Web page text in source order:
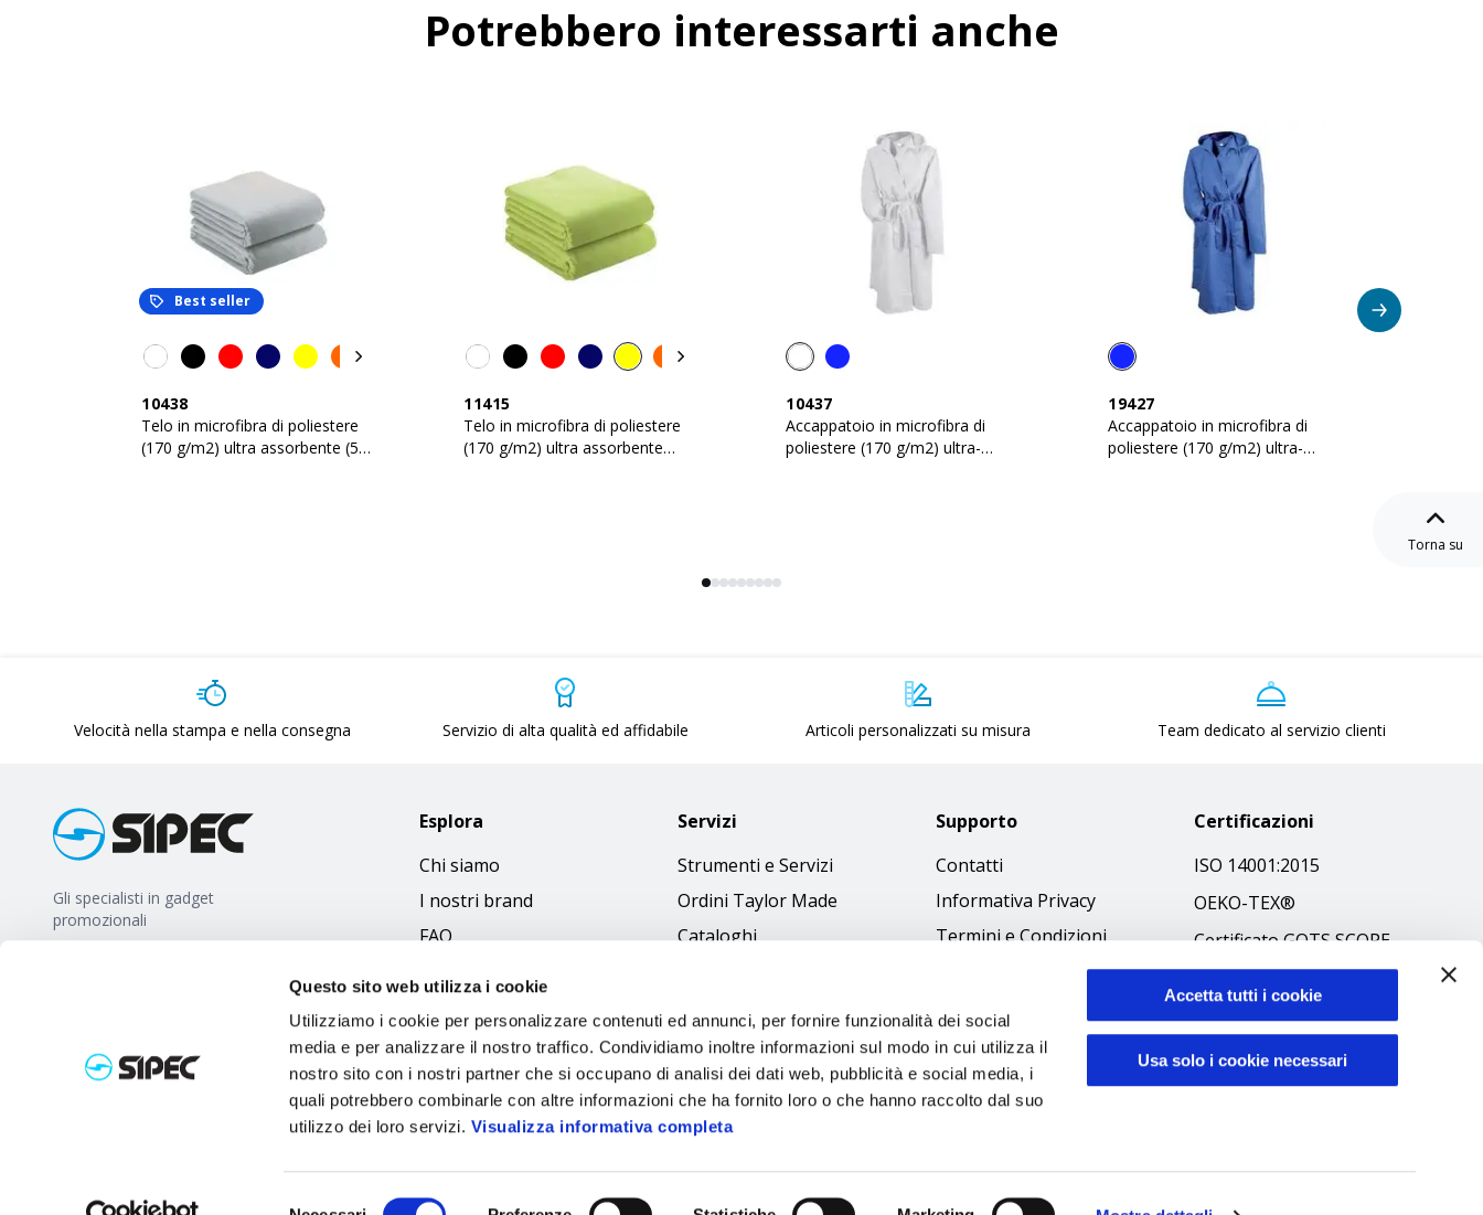
Questo sito web utilizza i cookie
Utilizziamo i cookie per personalizzare contenuti ed annunci, per fornire funzionalità dei social
media e per analizzare il nostro traffico. Condividiamo inoltre informazioni sul modo in cui utilizza il
nostro sito con i nostri partner che si occupano di analisi dei dati web, pubblicità e social media, i
quali potrebbero combinarle con altre informazioni che ha fornito loro o che hanno raccolto dal suo
utilizzo dei loro servizi. Visualizza informativa completa
Accetta tutti i cookie
Usa solo i cookie necessari
Potrebbero interessarti anche
Best seller
10438
Telo in microfibra di poliestere
(170 g/m2) ultra assorbente (50
11415
Telo in microfibra di poliestere
(170 g/m2) ultra assorbente
10437
Accappatoio in microfibra di
poliestere (170 g/m2) ultra-
19427
Accappatoio in microfibra di
poliestere (170 g/m2) ultra-
Torna su
Velocità nella stampa e nella consegna Servizio di alta qualità ed affidabile Articoli personalizzati su misura Team dedicato al servizio clienti
Gli specialisti in gadget
promozionali
Esplora
Chi siamo
I nostri brand
FAQ
Servizi
Strumenti e Servizi
Ordini Taylor Made
Cataloghi
Supporto
Contatti
Informativa Privacy
Termini e Condizioni
Codice Etico
Certificazioni
ISO 14001:2015
OEKO-TEX®
Certificato GOTS SCOPE
Certificato GRS SCOPE
Politica Ambientale
Sicurezza prodotti